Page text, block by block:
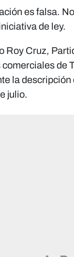
es falsa.
de ley.
Roy Cruz,
de
la
julio.